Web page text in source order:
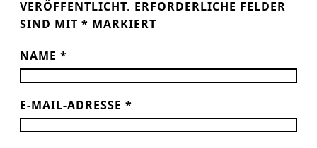
VERÖFFENTLICHT.
ERFORDERLICHE FELDER
SIND MIT * MARKIERT
NAME *
E-MAIL-ADRESSE *